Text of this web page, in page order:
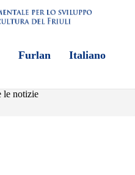
Furlan Italiano
le notizie